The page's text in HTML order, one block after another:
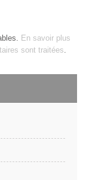
En savoir plus
sont traitées.